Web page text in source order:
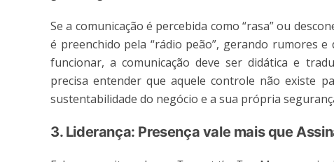
Se a comunicação é percebida como “rasa” ou
é preenchido pela “rádio peão”, gerando rumores
funcionar, a comunicação deve ser didática e
precisa entender que aquele controle não existe
sustentabilidade do negócio e a sua própria
3. Liderança: Presença vale mais que